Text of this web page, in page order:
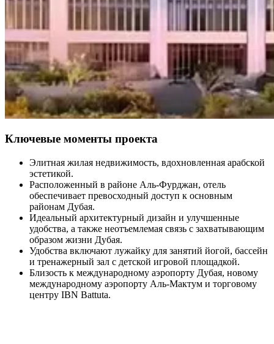
Ключевые моменты проекта
Элитная жилая недвижимость, вдохновленная арабской
эстетикой.
Расположенный в районе Аль-Фурджан, отель
обеспечивает превосходный доступ к основным
районам Дубая.
Идеальный архитектурный дизайн и улучшенные
удобства, а также неотъемлемая связь с захватывающим
образом жизни Дубая.
Удобства включают лужайку для занятий йогой, бассейн
и тренажерный зал с детской игровой площадкой.
Близость к международному аэропорту Дубая, новому
международному аэропорту Аль-Мактум и торговому
центру IBN Battuta.